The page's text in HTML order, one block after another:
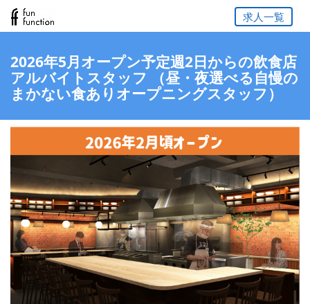
求人一覧
2026年5月オープン予定週2日からの飲食店
アルバイトスタッフ （昼・夜選べる自慢の
まかない食ありオープニングスタッフ）